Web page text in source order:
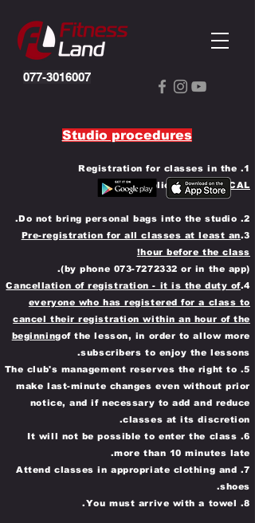
077-3016007
Studio procedures
1. Registration for classes in the
applicationPHYSICAL
2. Do not bring personal bags into the studio.
3.
Pre-registration for all classes at least an
hour before the class!
(by phone
073-7272332 or in the app).
4.
Cancellation of registration - it is the duty of
everyone who has registered for a class to
cancel their registration within an hour of the
beginningof the lesson, in order to allow more
subscribers to enjoy the lessons.
5. The club's management reserves the right to
make last-minute changes even without prior
notice, and if necessary to add and reduce
classes at its discretion.
6. It will not be possible to enter the class
more than 10 minutes late.
7. Attend classes in appropriate clothing and
shoes.
8. You must arrive with a towel.